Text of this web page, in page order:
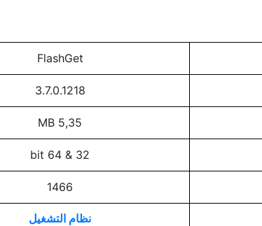
FlashGet
3.7.0.1218
5,35 MB
32 & 64 bit
1466
نظام التشغيل